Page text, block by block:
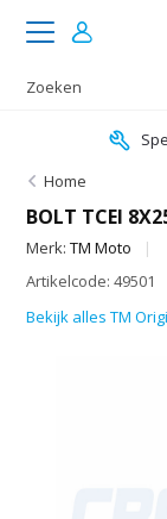
Home
BOLT TCEI
Merk:TM Moto
Artikelcode: 49501
Bekijk alles TM